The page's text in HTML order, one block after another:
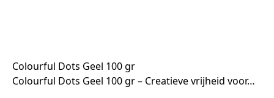
Colourful Dots Geel 100 gr
Colourful Dots Geel 100 gr – Creatieve vrijheid voor…